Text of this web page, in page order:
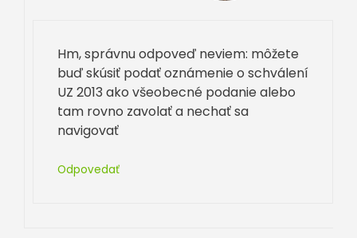
Hm, správnu odpoveď neviem: môžete
buď skúsiť podať oznámenie o schválení
UZ 2013 ako všeobecné podanie alebo
tam rovno zavolať a nechať sa
navigovať
Odpovedať